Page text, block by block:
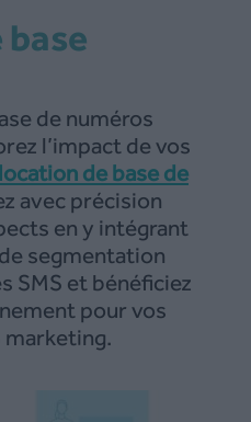
base
de numéros
l’impact de vos
location de base de
avec précision
en y intégrant
segmentation
SMS et bénéficiez
pour vos
marketing.